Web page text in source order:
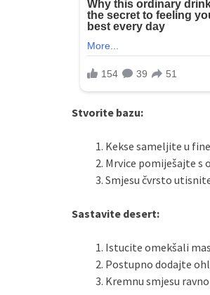
Stvorite bazu:
Kekse sameljite u
Mrvice pomiješajte s
Smjesu čvrsto
Sastavite desert:
Istucite omekšali
Postupno dodajte
Kremnu smjesu